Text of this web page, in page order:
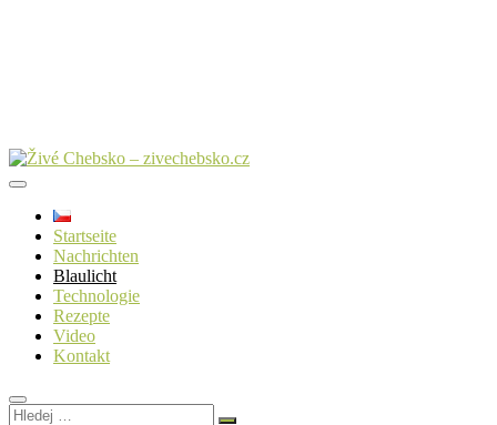
Startseite
Nachrichten
Blaulicht
Technologie
Rezepte
Video
Kontakt
Hledej